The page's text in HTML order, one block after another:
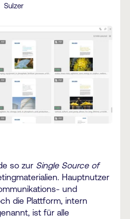
Sulzer
so zur Single Source of
Hauptnutzer
und
die Plattform, intern
ist für alle